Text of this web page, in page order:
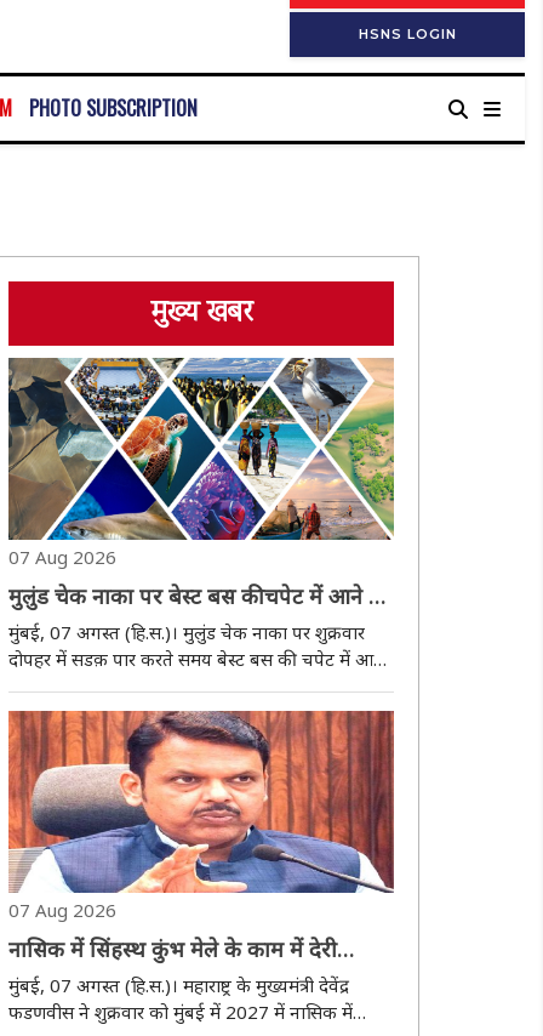
HSNS LOGIN
PHOTO SUBSCRIPTION
मुख्य खबर
07 Aug 2026
मुलुंड चेक नाका पर बेस्ट बस की चपेट में आने से
56 वर्षीय महिला की मौत
मुंबई, 07 अगस्त (हि.स.)। मुलुंड चेक नाका पर शुक्रवार
दोपहर में सडक़ पार करते समय बेस्ट बस की चपेट में आने
से 56 वर्षीय महिला की मौत हो गई। इस घटना की सूचना
मिलते ही मुलुंड पुलिस स्टेशन की टीम मौके पर पहुंची और
महिला का शव बरामद कर पोस्टमार्टम के ..
07 Aug 2026
नासिक में सिंहस्थ कुंभ मेले के काम में देरी
बर्दाश्त नहीं की जाएगी: देवेंद्र फडणवीस
मुंबई, 07 अगस्त (हि.स.)। महाराष्ट्र के मुख्यमंत्री देवेंद्र
फडणवीस ने शुक्रवार को मुंबई में 2027 में नासिक में